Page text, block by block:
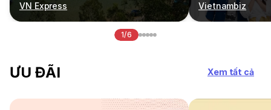
VN Express Vietnambiz
1/6
ƯU ĐÃI Xem tất cả